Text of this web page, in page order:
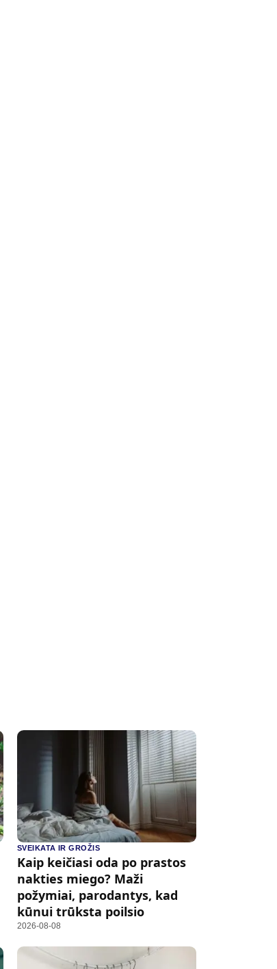
SVEIKATA IR GROŽIS
Kaip keičiasi oda po prastos
nakties miego? Maži
požymiai, parodantys, kad
kūnui trūksta poilsio
2026-08-08